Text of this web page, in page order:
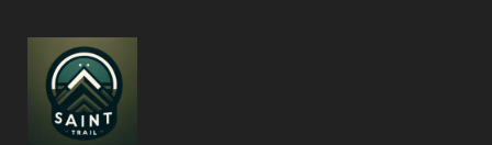
contenu